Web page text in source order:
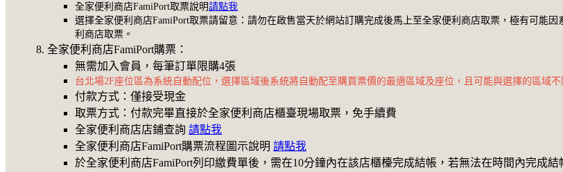
全家便利商店FamiPort取票說明請點我
選擇全家便利商店FamiPort取票請留意：請勿在啟售當天於網站訂購完成後馬上至全家便利商店取票，極有可能
利商店取票。
全家便利商店FamiPort購票：
無需加入會員，每筆訂單限購4張
台北場2F座位區為系統自動配位，選擇區域後系統將自動配至購買票價的最適區域及座位，且可能與選擇的區域
付款方式：僅接受現金
取票方式：付款完畢直接於全家便利商店櫃臺現場取票，免手續費
全家便利商店店鋪查詢 請點我
全家便利商店FamiPort購票流程圖示說明 請點我
於全家便利商店FamiPort列印繳費單後，需在10分鐘內在該店櫃檯完成結帳，若無法在時間內完成